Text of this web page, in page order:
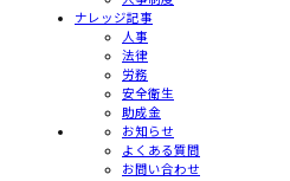
ナレッジ記事
人事
法律
労務
安全衛生
助成金
お知らせ
よくある質問
お問い合わせ